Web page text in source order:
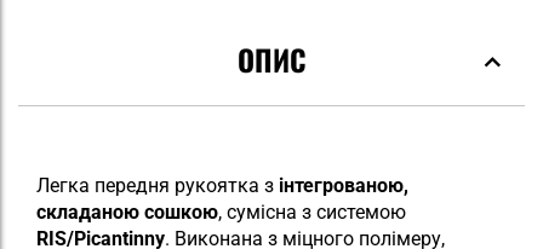
ОПИС
Легка передня рукоятка з інтегрованою,
складаною сошкою, сумісна з системою
RIS/Picantinny. Виконана з міцного полімеру,